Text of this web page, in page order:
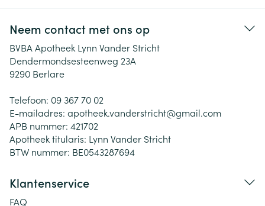
Neem contact met ons op
BVBA Apotheek Lynn Vander Stricht
Dendermondsesteenweg 23A
9290 Berlare
Telefoon: 09 367 70 02
E-mailadres: apotheek.vanderstricht@gmail.com
APB nummer: 421702
Apotheek titularis: Lynn Vander Stricht
BTW nummer: BE0543287694
Klantenservice
FAQ